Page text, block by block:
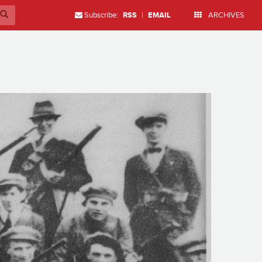
Subscribe: RSS | EMAIL ARCHIVES